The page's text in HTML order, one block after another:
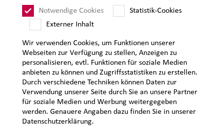
Datenschutz
Notwendige Cookies
Statistik-Cookies
Externer Inhalt
Wir verwenden Cookies, um Funktionen unserer
Webseiten zur Verfügung zu stellen, Anzeigen zu
personalisieren, evtl. Funktionen für soziale Medien
anbieten zu können und Zugriffsstatistiken zu erstellen.
Durch verschiedene Techniken können Daten zur
Verwendung unserer Seite durch Sie an unsere Partner
für soziale Medien und Werbung weitergegeben
werden. Genauere Angaben dazu finden Sie in unserer
Datenschutzerklärung.